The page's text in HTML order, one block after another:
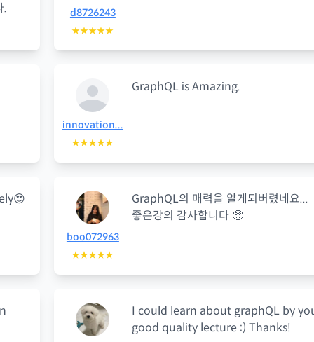
.
d8726243
★★★★★
innovation...
★★★★★
GraphQL is Amazing.
boo072963
★★★★★
GraphQL의 매력을 알게되버렸네요...
좋은강의 감사합니다 🥺
I could learn about graphQL by
good quality lecture :) Thanks!